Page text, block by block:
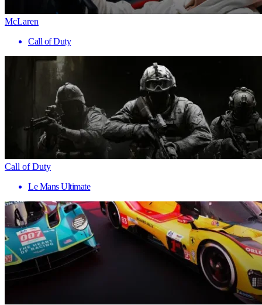
McLaren
Call of Duty
Call of Duty
Le Mans Ultimate